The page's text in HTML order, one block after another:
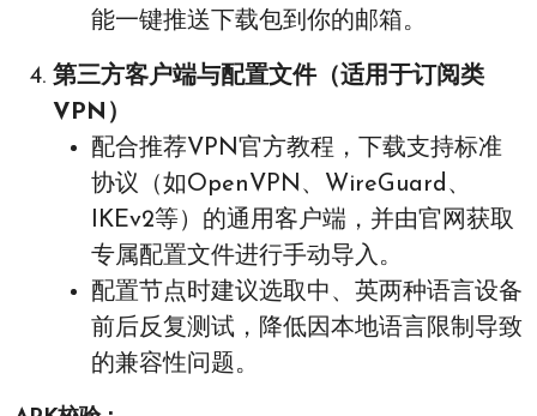
能一键推送下载包到你的邮箱。
第三方客户端与配置文件（适用于订阅类
VPN）
配合推荐VPN官方教程，下载支持标准
协议（如OpenVPN、WireGuard、
IKEv2等）的通用客户端，并由官网获取
专属配置文件进行手动导入。
配置节点时建议选取中、英两种语言设备
前后反复测试，降低因本地语言限制导致
的兼容性问题。